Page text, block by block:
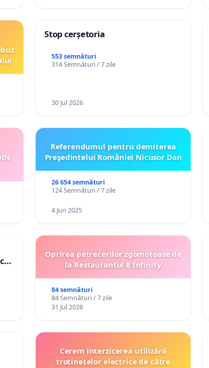
Stop cerșetoria
553 semnături
314 Semnături / 7 zile
30 Jul 2026
Referendumul pentru demiterea
Preşedintelui României Nicusor Dan
26 654 semnături
124 Semnături / 7 zile
4 Jun 2025
Oprirea petrecerilor zgomotoase de
la Restaurantul 8 Infinity
84 semnături
84 Semnături / 7 zile
31 Jul 2026
Cerem interzicerea utilizării
trotinetelor electrice de către